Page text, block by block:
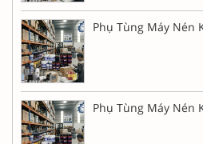
Phụ Tùng Máy Nén
Phụ Tùng Máy Nén